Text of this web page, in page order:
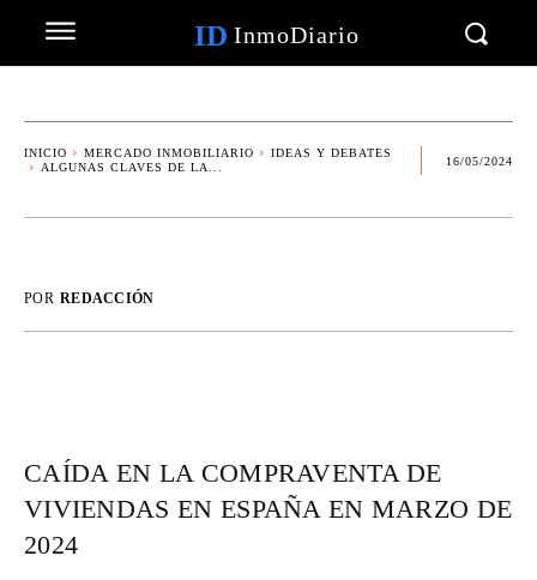
ID InmoDiario
INICIO MERCADO INMOBILIARIO
IDEAS Y DEBATES
ALGUNAS CLAVES DE LA...
16/05/2024
POR REDACCIÓN
CAÍDA EN LA COMPRAVENTA DE
VIVIENDAS EN ESPAÑA EN MARZO DE
2024